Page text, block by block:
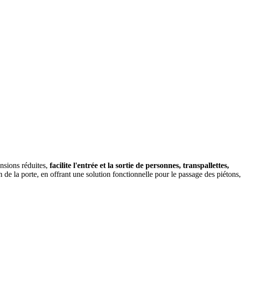
réduites, facilite l'entrée et la sortie de personnes, transpallettes,
la porte, en offrant une solution fonctionnelle pour le passage des piétons,